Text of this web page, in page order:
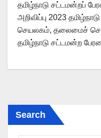
தமிழ்நாடு சட்டமன்றப்
அறிவிப்பு 2023
செயலகம், தலைமைச்
தமிழ்நாடு சட்டமன்ற
Search